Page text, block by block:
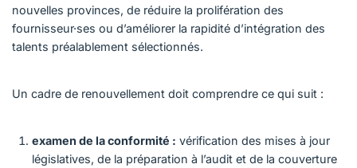
nouvelles provinces, de réduire la prolifération des
fournisseur·ses ou d’améliorer la rapidité d’intégration des
talents préalablement sélectionnés.
Un cadre de renouvellement doit comprendre ce qui suit :
examen de la conformité : vérification des mises à jour
législatives, de la préparation à l’audit et de la couverture